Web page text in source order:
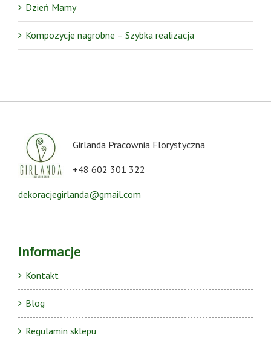
Dzień Mamy
Kompozycje nagrobne – Szybka realizacja
Girlanda Pracownia Florystyczna
+48 602 301 322
dekoracjegirlanda@gmail.com
Informacje
Kontakt
Blog
Regulamin sklepu